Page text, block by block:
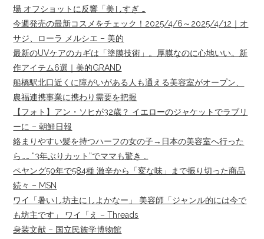
場 オフショットに反響「美しすぎ …
今週発売の最新コスメをチェック！2025/4/6～2025/4/12｜オ
サジ、ローラ メルシエ – 美的
最新のUVケアのカギは「塗膜技術」。厚膜なのに心地いい。新
作アイテム6選｜美的GRAND
船橋駅北口近くに障がいがある人も通える美容室がオープン、
農福連携事業に携わり需要を把握
【フォト】アン・ソヒが32歳？ イエローのジャケットでラブリ
ーに – 朝鮮日報
絡まりやすい髪を持つハーフの女の子→日本の美容室へ行った
ら…… “3年ぶりカット”でママも驚き …
ペヤング50年で584種 激辛から「変な味」まで振り切った商品
続々 – MSN
ワイ「暑いし坊主にしよかなー」 美容師「ジャンル的には今で
も坊主です」 ワイ「え – Threads
身装文献 – 国立民族学博物館